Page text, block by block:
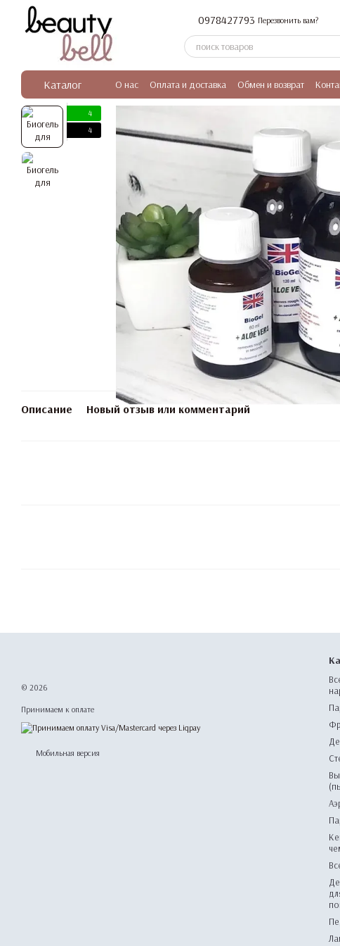
Перейти к основному контенту
0978427793 Перезвонить вам?
Каталог О нас Оплата и доставка Обмен и возврат
4
4
Описание Новый отзыв или комментарий
© 2026
Принимаем к оплате
Мобильная версия